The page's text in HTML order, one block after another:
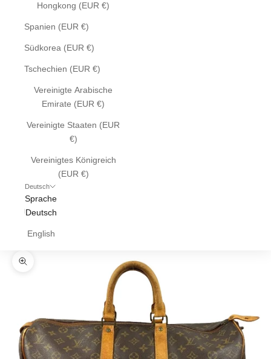
Hongkong (EUR €)
Spanien (EUR €)
Südkorea (EUR €)
Tschechien (EUR €)
Vereinigte Arabische
Emirate (EUR €)
Vereinigte Staaten (EUR
€)
Vereinigtes Königreich
(EUR €)
Deutsch
Sprache
Deutsch
English
Bild vergrößern